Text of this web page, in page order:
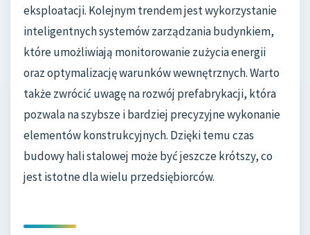
eksploatacji. Kolejnym trendem jest wykorzystanie
inteligentnych systemów zarządzania budynkiem,
które umożliwiają monitorowanie zużycia energii
oraz optymalizację warunków wewnętrznych. Warto
także zwrócić uwagę na rozwój prefabrykacji, która
pozwala na szybsze i bardziej precyzyjne wykonanie
elementów konstrukcyjnych. Dzięki temu czas
budowy hali stalowej może być jeszcze krótszy, co
jest istotne dla wielu przedsiębiorców.